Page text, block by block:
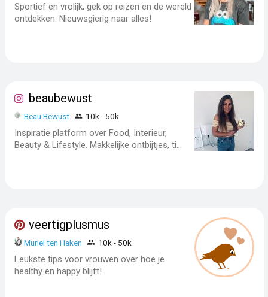
Sportief en vrolijk, gek op reizen en de wereld
ontdekken. Nieuwsgierig naar alles!
beaubewust
Beau Bewust 10k - 50k
Inspiratie platform over Food, Interieur,
Beauty & Lifestyle. Makkelijke ontbijtjes, ti...
veertigplusmus
Muriel ten Haken 10k - 50k
Leukste tips voor vrouwen over hoe je
healthy en happy blijft!